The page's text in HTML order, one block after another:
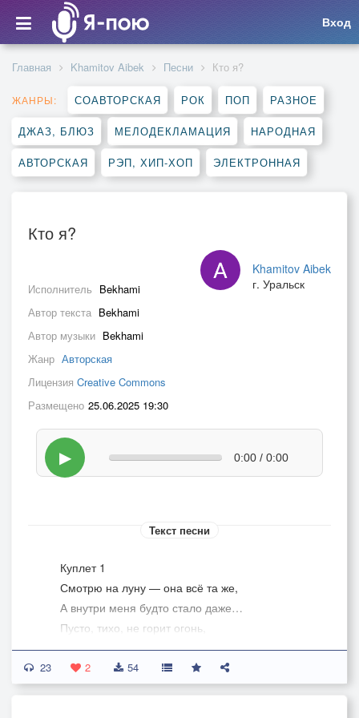
Вход
Главная Khamitov Aibek Песни Кто я?
ЖАНРЫ: СОАВТОРСКАЯ РОК ПОП РАЗНОЕ
ДЖАЗ, БЛЮЗ МЕЛОДЕКЛАМАЦИЯ НАРОДНАЯ
АВТОРСКАЯ РЭП, ХИП-ХОП ЭЛЕКТРОННАЯ
Кто я?
Khamitov Aibek
г. Уральск
Исполнитель Bekhami
Автор текста Bekhami
Автор музыки Bekhami
Жанр Авторская
Лицензия Creative Commons
Размещено 25.06.2025 19:30
▶ 0:00 / 0:00
Текст песни
Куплет 1
Смотрю на луну — она всё та же,
А внутри меня будто стало даже…
Пусто, тихо, не горит огонь,
Я не знаю, где свой нашёл бы дом.
Раньше мечтал, верил в чудеса,
23 2 54